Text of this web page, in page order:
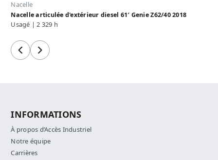
Nacelle
Nacelle articulée d'extérieur diesel 61′ Genie Z62/40 2018
Usagé | 2 329 h
PrécédentSuivant
INFORMATIONS
À propos d’Accès Industriel
Notre équipe
Carrières